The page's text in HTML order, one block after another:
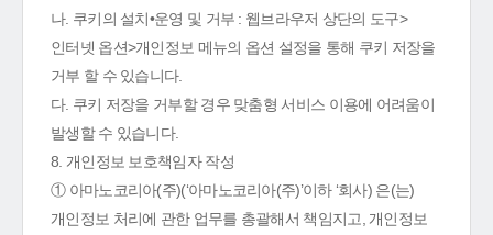
나. 쿠키의 설치•운영 및 거부 : 웹브라우저 상단의 도구>
인터넷 옵션>개인정보 메뉴의 옵션 설정을 통해 쿠키 저장을
거부 할 수 있습니다.
다. 쿠키 저장을 거부할 경우 맞춤형 서비스 이용에 어려움이
발생할 수 있습니다.
8. 개인정보 보호책임자 작성
① 아마노코리아(주)(‘아마노코리아(주)’이하 ‘회사) 은(는)
개인정보 처리에 관한 업무를 총괄해서 책임지고, 개인정보